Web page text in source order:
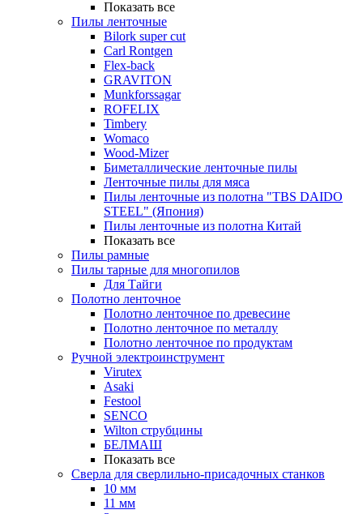
Показать все
Пилы ленточные
Bilork super cut
Carl Rontgen
Flex-back
GRAVITON
Munkforssagar
ROFELIX
Timbery
Womaco
Wood-Mizer
Биметаллические ленточные пилы
Ленточные пилы для мяса
Пилы ленточные из полотна "TBS DAIDO
STEEL" (Япония)
Пилы ленточные из полотна Китай
Показать все
Пилы рамные
Пилы тарные для многопилов
Для Тайги
Полотно ленточное
Полотно ленточное по древесине
Полотно ленточное по металлу
Полотно ленточное по продуктам
Ручной электроинструмент
Virutex
Asaki
Festool
SENCO
Wilton струбцины
БЕЛМАШ
Показать все
Сверла для сверлильно-присадочных станков
10 мм
11 мм